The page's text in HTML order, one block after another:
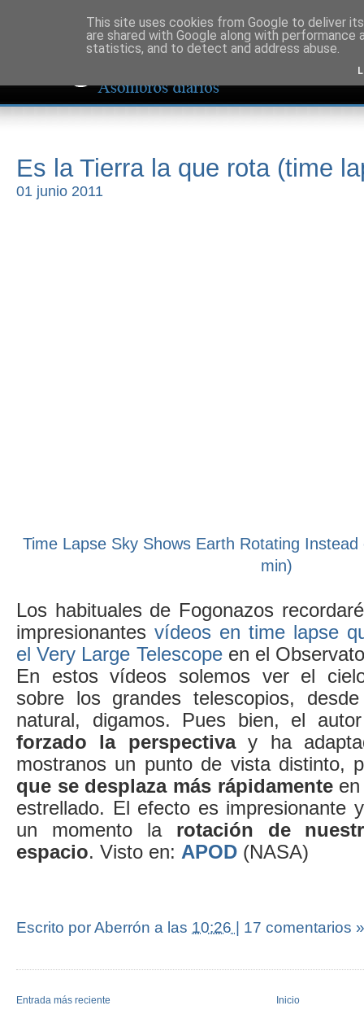
Es la Tierra la que rota (time
01 junio 2011
Time Lapse Sky Shows Earth Rotating
min)
Los habituales de Fogonazos
impresionantes vídeos en time lapse
el Very Large Telescopeen el
En estos vídeos solemos ver el
sobre los grandes telescopios,
natural, digamos. Pues bien, el
forzado la perspectivay ha
mostranos un punto de vista distinto,
que se desplaza más rápidamenteen
estrellado. El efecto es impresionante
un momento la rotación de
espacio. Visto en: APOD (NASA)
Escrito por Aberrón a las 10:26 | 17 comentarios »
Entrada más reciente Inicio
This site uses cookies from Google to deliver
are shared with Google along with
statistics, and to detect and address abuse.